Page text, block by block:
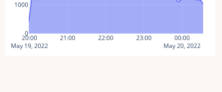
20:00
May 19, 2022
21:00 22:00 23:00 00:00
May 20, 2022
0
1000